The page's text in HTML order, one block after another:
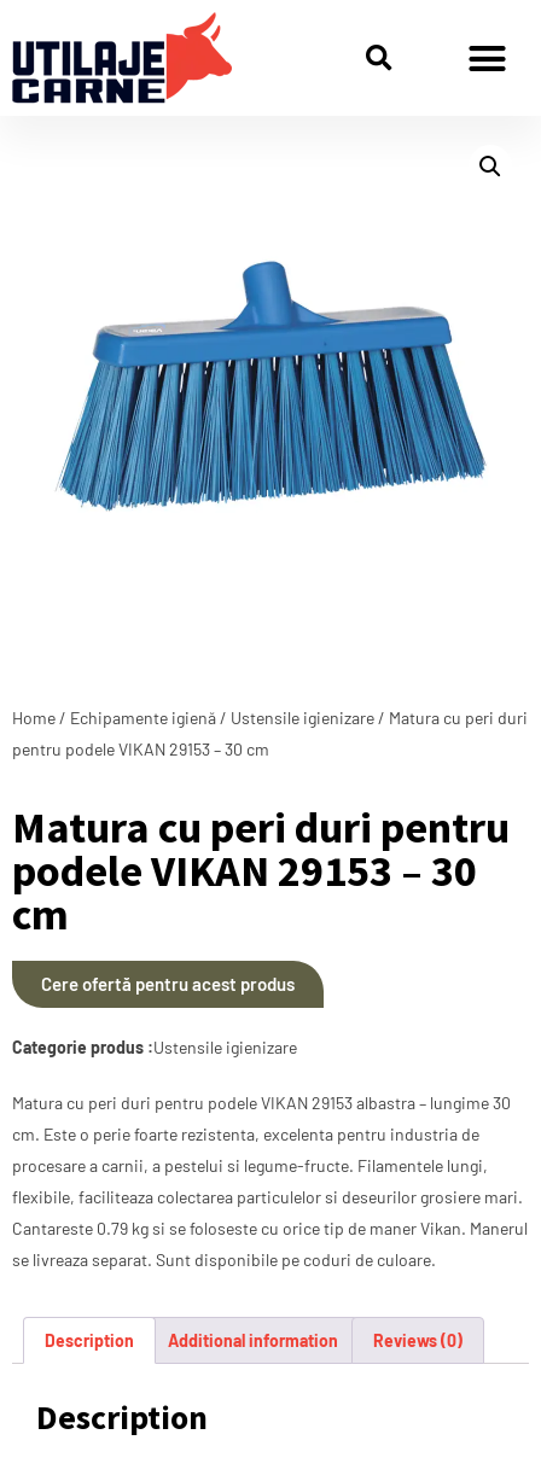
Home / Echipamente igienă / Ustensile igienizare / Matura cu peri duri
pentru podele VIKAN 29153 – 30 cm
Matura cu peri duri pentru
podele VIKAN 29153 – 30
cm
Cere ofertă pentru acest produs
Categorie produs :Ustensile igienizare
Matura cu peri duri pentru podele VIKAN 29153 albastra – lungime 30
cm. Este o perie foarte rezistenta, excelenta pentru industria de
procesare a carnii, a pestelui si legume-fructe. Filamentele lungi,
flexibile, faciliteaza colectarea particulelor si deseurilor grosiere mari.
Cantareste 0.79 kg si se foloseste cu orice tip de maner Vikan. Manerul
se livreaza separat. Sunt disponibile pe coduri de culoare.
Description Additional information Reviews (0)
Description